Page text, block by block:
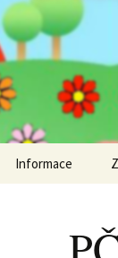
Informace